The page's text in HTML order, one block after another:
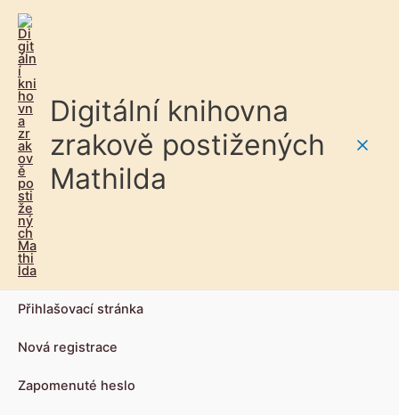
Digitální knihovna
zrakově postižených
Mathilda
Přihlašovací stránka
Nová registrace
Zapomenuté heslo